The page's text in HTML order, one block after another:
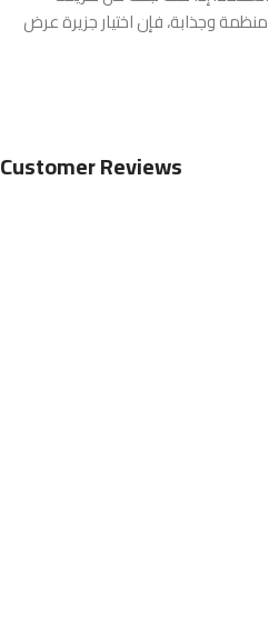
وجذابة، فإن اختيار جزيرة عرض
Customer Reviews